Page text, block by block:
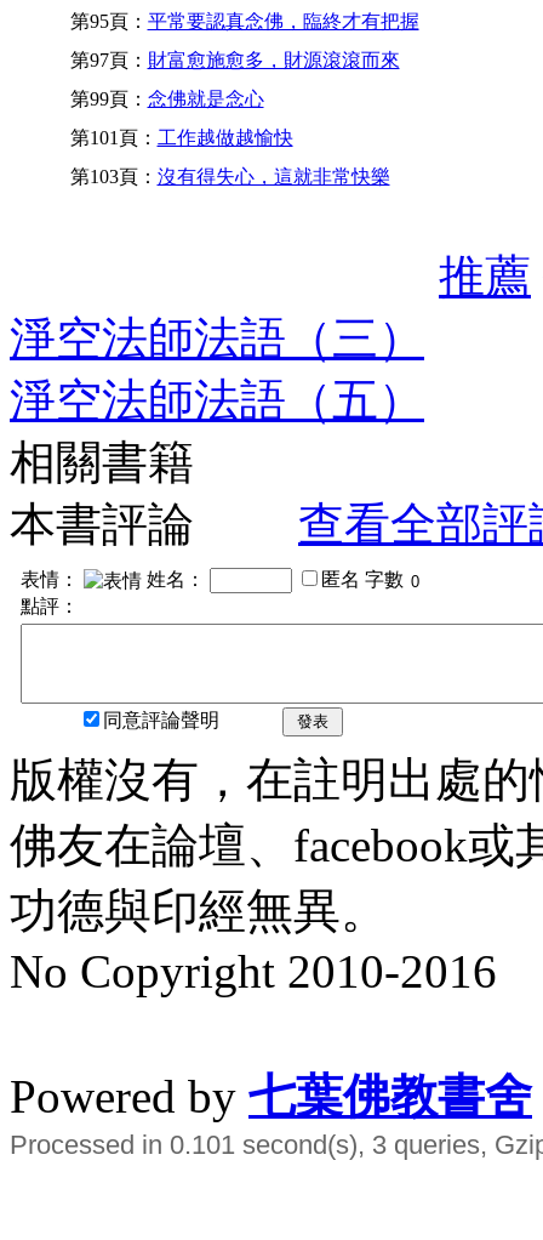
第95頁： 平常要認真念佛，臨終才有把握
第97頁： 財富愈施愈多，財源滾滾而來
第99頁： 念佛就是念心
第101頁： 工作越做越愉快
第103頁： 沒有得失心，這就非常快樂
推薦
淨空法師法語（三）
淨空法師法語（五）
相關書籍
本書評論
查看全部評
表情： 姓名： 匿名 字數
點評：
同意評論聲明 發表
版權沒有，在註明出處
佛友在論壇、facebook
功德與印經無異。
No Copyright 2010-2016
Powered by 七葉佛教書舍
Processed in 0.101 second(s), 3 queries,